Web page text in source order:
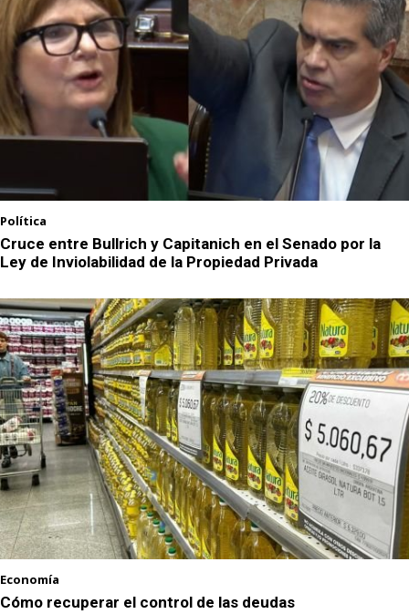
Política
Cruce entre Bullrich y Capitanich en el Senado por la
Ley de Inviolabilidad de la Propiedad Privada
Economía
Cómo recuperar el control de las deudas